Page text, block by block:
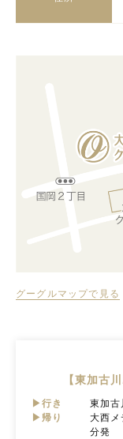
グーグルマップで見る
【東加古
▶行き
東加
▶帰り
大西
分発